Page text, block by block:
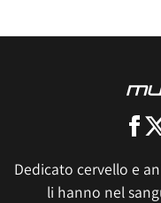
Dedicato cervello e
li hanno nel